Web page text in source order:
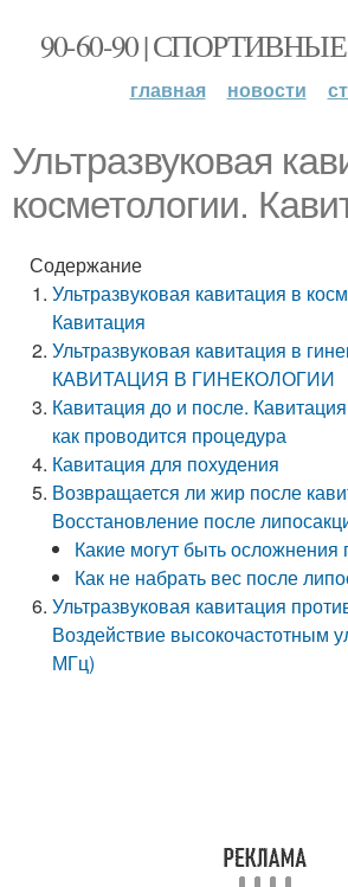
90-60-90 |
главная новости
Ультразвуковая
косметологии.
Содержание
Ультразвуковая кавитация в
Кавитация
Ультразвуковая кавитация в
КАВИТАЦИЯ В ГИНЕКОЛОГИИ
Кавитация до и после.
как проводится процедура
Кавитация для похудения
Возвращается ли жир после
Восстановление после
Какие могут быть осложнения
Как не набрать вес после
Ультразвуковая кавитация
Воздействие высокочастотным
МГц)